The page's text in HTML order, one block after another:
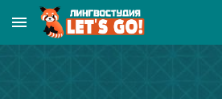
Skip to main content